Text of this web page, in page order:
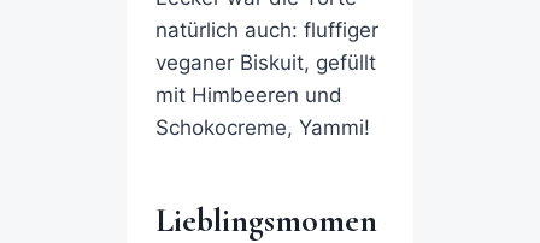
natürlich auch: fluffiger
veganer Biskuit, gefüllt
mit Himbeeren und
Schokocreme, Yammi!
Lieblingsmomen